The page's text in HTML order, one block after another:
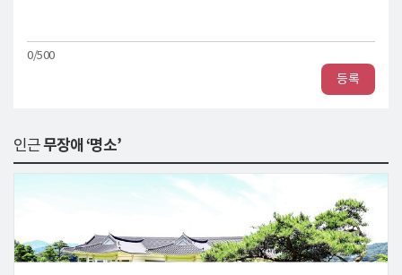
0/500
등록
인근무장애 ‘명소’